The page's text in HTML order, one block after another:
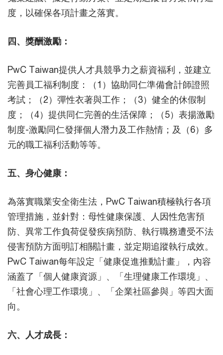
度，以確保各項計畫之落實。
四、獎酬激勵：
PwC Taiwan提供人才具競爭力之薪資福利，並建立
完善員工福利制度：（1）協助同仁準備會計師證照
考試；（2）彈性衣著與工作；（3）健全的休假制
度；（4）提供同仁完善的生活保障；（5）表揚激勵
制度-激勵同仁發揮個人潛力及工作熱情；及（6）多
元的職工福利活動等等。
五、身心健康：
為落實職業安全衛生法，PwC Taiwan積極執行各項
管理措施，並針對：母性健康保護、人因性危害預
防、異常工作負荷促發疾病預防、執行職務遭受不法
侵害預防方面明訂相關計畫，並定期追蹤執行成效。
PwC Taiwan每年設定「健康促進推動計畫」，內容
涵蓋了「個人健康資源」、「生理健康工作環境」、
「社會心理工作環境」、「企業社區參與」等四大面
向。
六、人才成長：